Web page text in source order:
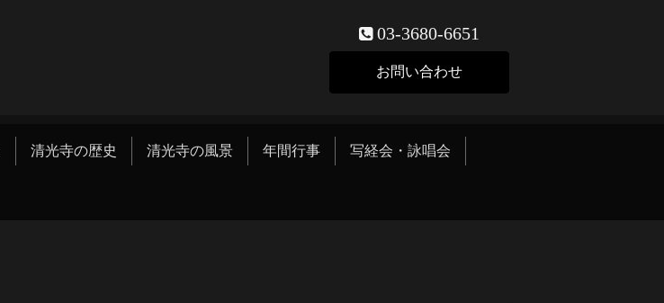
03-3680-6651
お問い合わせ
清光寺の歴史 清光寺の風景 年間行事 写経会・詠唱会